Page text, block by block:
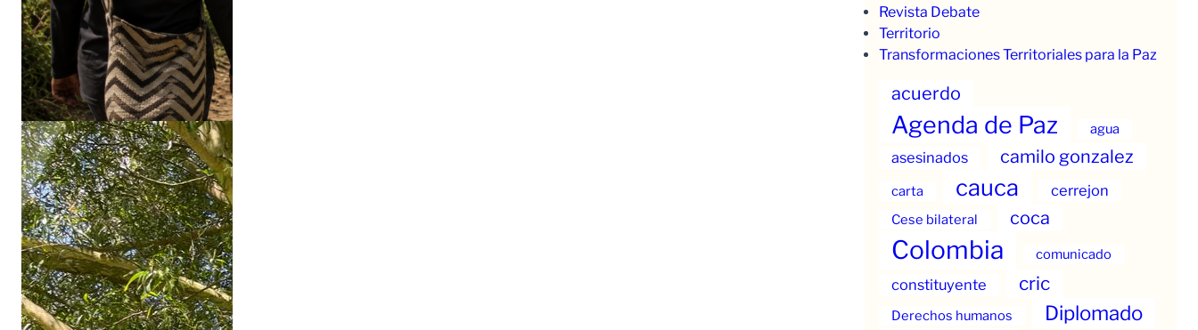
Revista Debate
Territorio
Transformaciones Territoriales para la Paz
acuerdo
Agenda de Paz agua
asesinados camilo gonzalez
carta cauca cerrejon
Cese bilateral coca
Colombia comunicado
constituyente cric
Derechos humanos Diplomado